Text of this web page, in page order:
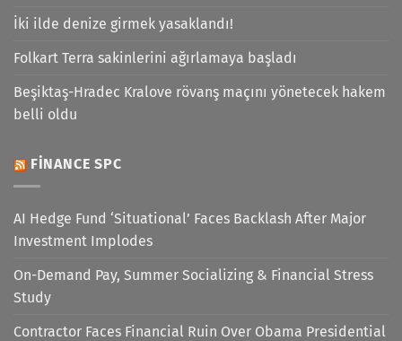
İki ilde denize girmek yasaklandı!
Folkart Terra sakinlerini ağırlamaya başladı
Beşiktaş-Hradec Kralove rövanş maçını yönetecek hakem
belli oldu
FINANCE SPC
AI Hedge Fund ‘Situational’ Faces Backlash After Major
Investment Implodes
On-Demand Pay, Summer Socializing & Financial Stress
Study
Contractor Faces Financial Ruin Over Obama Presidential